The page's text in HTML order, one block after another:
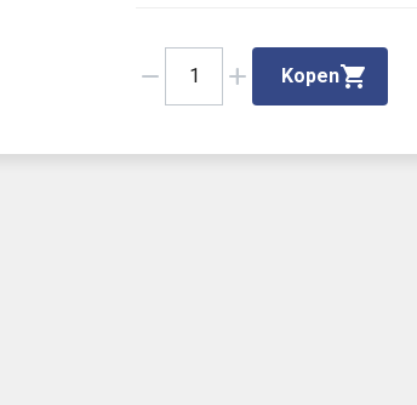
remove 1 add Kopen